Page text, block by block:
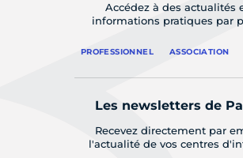
Accédez à des actualités
informations pratiques par
PROFESSIONNEL ASSOCIATION
Les newsletters de
Recevez directement par
l'actualité de vos centres